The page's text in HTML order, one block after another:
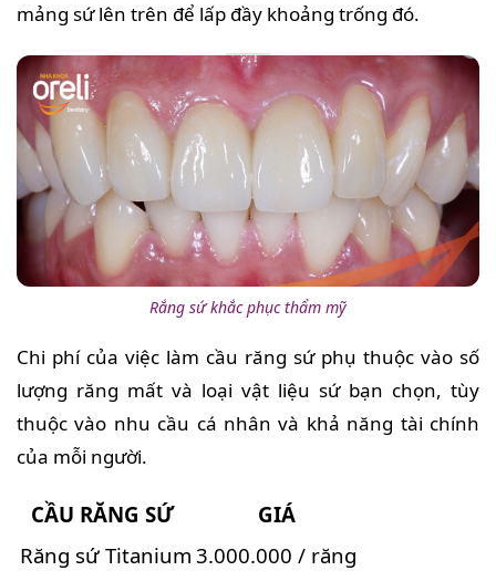
mảng sứ lên trên để lấp đầy khoảng trống đó.
Rắng sứ khắc phục thẩm mỹ
Chi phí của việc làm cầu răng sứ phụ thuộc vào số
lượng răng mất và loại vật liệu sứ bạn chọn, tùy
thuộc vào nhu cầu cá nhân và khả năng tài chính
của mỗi người.
CẦU RĂNG SỨ
GIÁ
Răng sứ Titanium 3.000.000 / răng